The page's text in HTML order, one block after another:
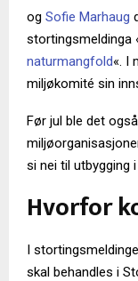
og Sofie Marhaug
stortingsmeldinga
naturmangfold«. I
miljøkomité sin
Før jul ble det
si nei til utbygging
Hvorfor
I
skal behandles i